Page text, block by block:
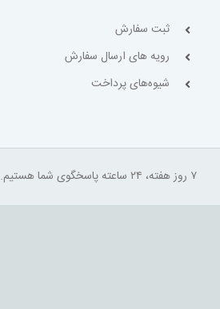
ثبت سفارش
رویه های ارسال سفارش
شیوه‌های پرداخت
۷ روز هفته، ۲۴ ساعته پاسخگوی شما هستیم.